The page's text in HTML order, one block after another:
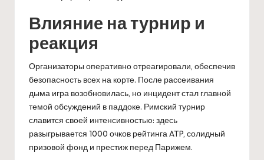
Влияние на турнир и
реакция
Организаторы оперативно отреагировали, обеспечив
безопасность всех на корте. После рассеивания
дыма игра возобновилась, но инцидент стал главной
темой обсуждений в паддоке. Римский турнир
славится своей интенсивностью: здесь
разыгрывается 1000 очков рейтинга ATP, солидный
призовой фонд и престиж перед Парижем.